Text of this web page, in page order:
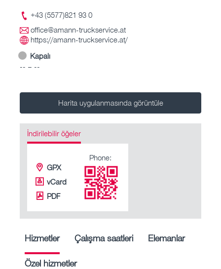
+43 (5577)821 93 0
office@amann-truckservice.at
https://amann-truckservice.at/
Kapalı
-- – --
Harita uygulanmasında görüntüle
İndirilebilir öğeler
GPX
vCard
PDF
Phone:
Hizmetler Çalışma saatleri Elemanlar
Özel hizmetler